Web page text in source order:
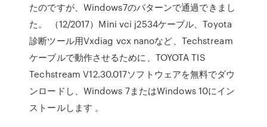
たのですが、Windows7のパターンで通過できまし
た。 （12/2017）Mini vci j2534ケーブル、Toyota
診断ツール用Vxdiag vcx nanoなど、Techstream
ケーブルで動作させるために、TOYOTA TIS
Techstream V12.30.017ソフトウェアを無料でダウ
ンロードし、Windows 7またはWindows 10にイン
ストールします 。